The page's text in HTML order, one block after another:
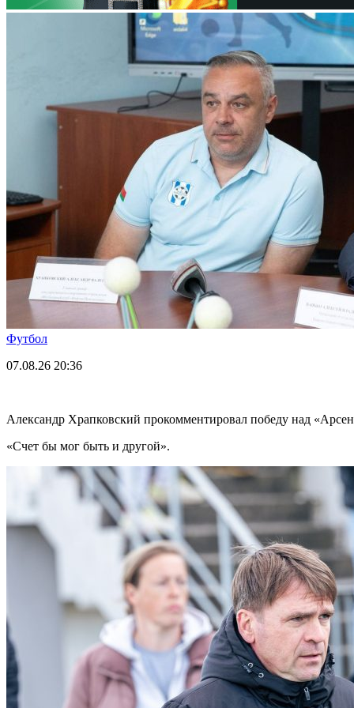
Футбол
07.08.26 20:36
Александр Храпковский прокомментировал победу над
«Счет бы мог быть и другой».